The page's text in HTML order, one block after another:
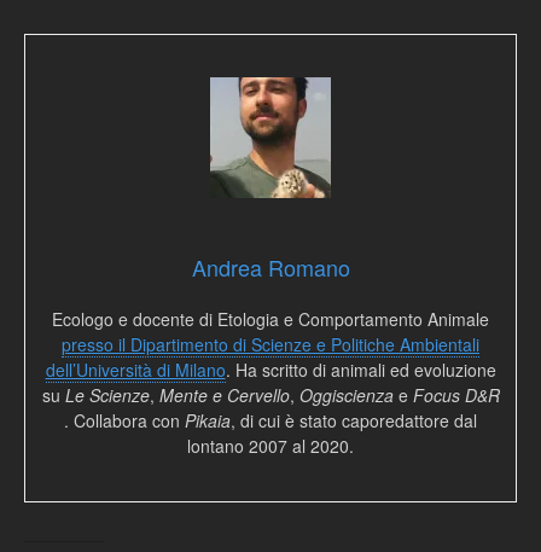
Andrea Romano
Ecologo e docente di Etologia e Comportamento Animale
presso il Dipartimento di Scienze e Politiche Ambientali
dell’Università di Milano. Ha scritto di animali ed evoluzione
su Le Scienze, Mente e Cervello, Oggiscienzae Focus D&R
. Collabora con Pikaia, di cui è stato caporedattore dal
lontano 2007 al 2020.